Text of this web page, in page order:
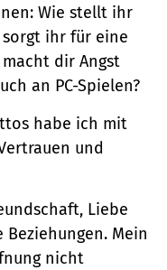
Wie stellt ihr
sorgt ihr für eine
macht dir Angst
an PC-Spielen?
habe ich mit
und
Liebe
Mein
nicht